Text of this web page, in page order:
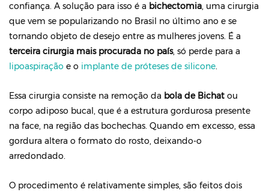
confiança. A solução para isso é a bichectomia, uma cirurgia
que vem se popularizando no Brasil no último ano e se
tornando objeto de desejo entre as mulheres jovens. É a
terceira cirurgia mais procurada no país, só perde para a
lipoaspiração e o implante de próteses de silicone.
Essa cirurgia consiste na remoção da bola de Bichat ou
corpo adiposo bucal, que é a estrutura gordurosa presente
na face, na região das bochechas. Quando em excesso, essa
gordura altera o formato do rosto, deixando-o
arredondado.
O procedimento é relativamente simples, são feitos dois